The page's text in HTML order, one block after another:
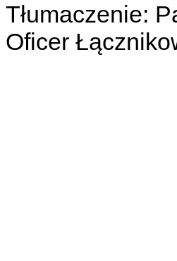
Tłumaczenie:
Oficer